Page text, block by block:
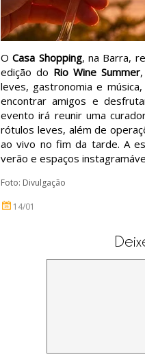
OCasa Shopping, na Barra,
edição do Rio Wine Summer
leves, gastronomia e
encontrar amigos e
evento irá reunir uma
rótulos leves, além de
ao vivo no fim da tarde. A
verão e espaços
Foto: Divulgação
14/01